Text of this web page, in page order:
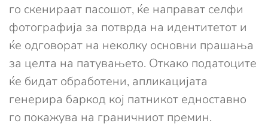
го скенираат пасошот, ќе направат селфи
фотографија за потврда на идентитетот и
ќе одговорат на неколку основни прашања
за целта на патувањето. Откако податоците
ќе бидат обработени, апликацијата
генерира баркод кој патникот едноставно
го покажува на граничниот премин.